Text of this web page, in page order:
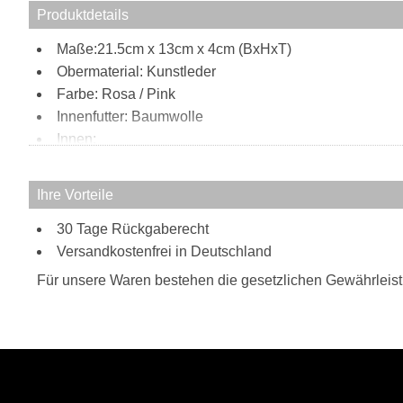
Produktdetails
Maße:21.5cm x 13cm x 4cm (BxHxT)
Obermaterial: Kunstleder
Farbe: Rosa / Pink
Innenfutter: Baumwolle
Innen:
Außen:
Reißverschlussfach hinten
Steckfach unter dem Überschlag
Tragweise:
als Clutch
Ihre Vorteile
30 Tage Rückgaberecht
Versandkostenfrei in Deutschland
Für unsere Waren bestehen die gesetzlichen